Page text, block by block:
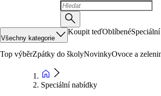
Všechny kategorie
Koupit teďOblíbené
Top výběrZpátky do školyNovinkyOvoce a
Speciální nabídky